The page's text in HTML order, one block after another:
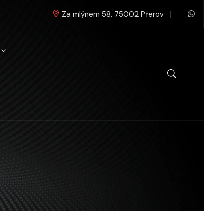
Za mlýnem 58, 75002 Přerov